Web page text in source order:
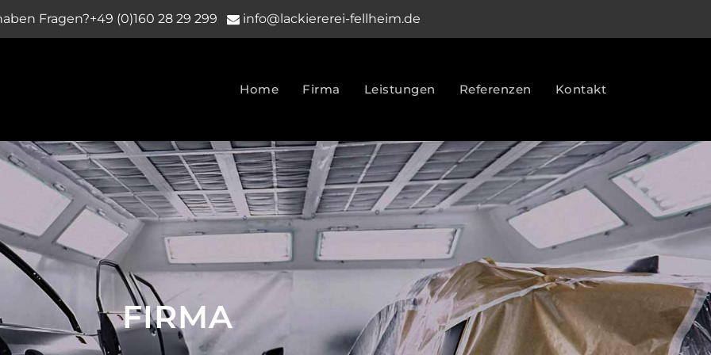
Fragen?+49 (0)160 28 29 299 info@lackiererei-fellheim.de
Home Firma Leistungen Referenzen Kontakt
FIRMA